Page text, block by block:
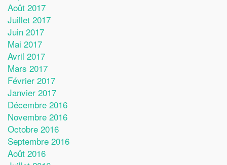
Août 2017
Juillet 2017
Juin 2017
Mai 2017
Avril 2017
Mars 2017
Février 2017
Janvier 2017
Décembre 2016
Novembre 2016
Octobre 2016
Septembre 2016
Août 2016